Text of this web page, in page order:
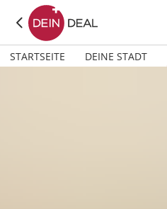
STARTSEITE DEINE STADT